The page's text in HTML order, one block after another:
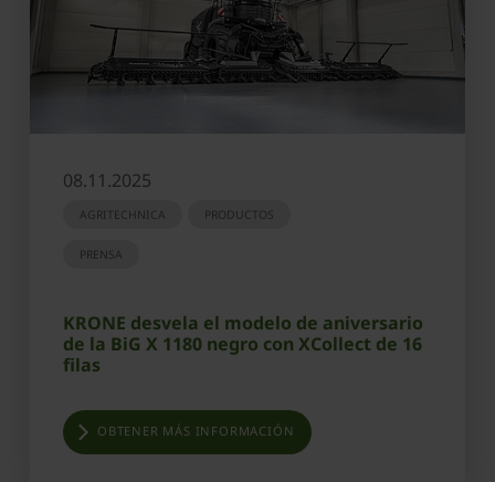
08.11.2025
AGRITECHNICA PRODUCTOS
PRENSA
KRONE desvela el modelo de aniversario
de la BiG X 1180 negro con XCollect de 16
filas
OBTENER MÁS INFORMACIÓN